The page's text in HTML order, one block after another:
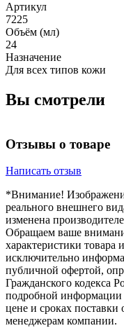
Артикул
7225
Объём (мл)
24
Назначение
Для всех типов кожи
Вы смотрели
Отзывы о товаре
Написать отзыв
*Внимание!
реального внешнего
изменена
Обращаем ваше
характеристики товара
исключительно
публичной офертой,
Гражданского кодекса
подробной информации
цене и сроках поставки
менеджерам компании.